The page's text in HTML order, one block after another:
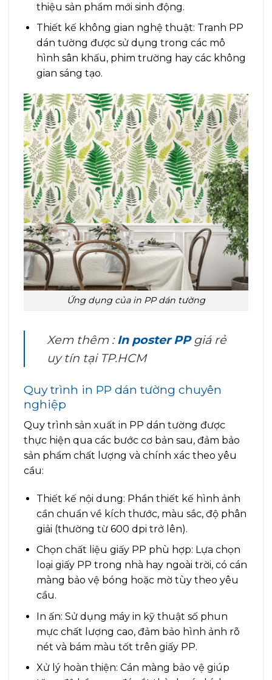
thiệu sản phẩm mới sinh động.
Thiết kế không gian nghệ thuật: Tranh PP
dán tường được sử dụng trong các mô
hình sân khấu, phim trường hay các không
gian sáng tạo.
Ứng dụng của in PP dán tường
Xem thêm :In poster PPgiá rẻ
uy tín tại TP.HCM
Quy trình in PP dán tường chuyên
nghiệp
Quy trình sản xuất in PP dán tường được
thực hiện qua các bước cơ bản sau, đảm bảo
sản phẩm chất lượng và chính xác theo yêu
cầu:
Thiết kế nội dung: Phần thiết kế hình ảnh
cần chuẩn về kích thước, màu sắc, độ phân
giải (thường từ 600 dpi trở lên).
Chọn chất liệu giấy PP phù hợp: Lựa chọn
loại giấy PP trong nhà hay ngoài trời, có cán
màng bảo vệ bóng hoặc mờ tùy theo yêu
cầu.
In ấn: Sử dụng máy in kỹ thuật số phun
mực chất lượng cao, đảm bảo hình ảnh rõ
nét và bám màu tốt trên giấy PP.
Xử lý hoàn thiện: Cán màng bảo vệ giúp